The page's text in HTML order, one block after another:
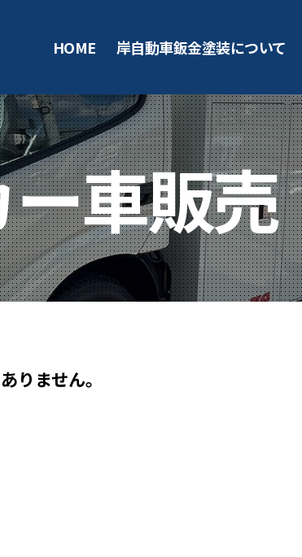
HOME 岸自動車鈑金塗装について
車販売
りません。